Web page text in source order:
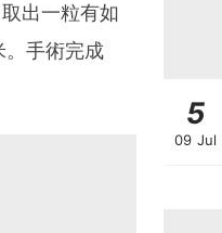
出一粒有如
。手術完成
5
09 Jul